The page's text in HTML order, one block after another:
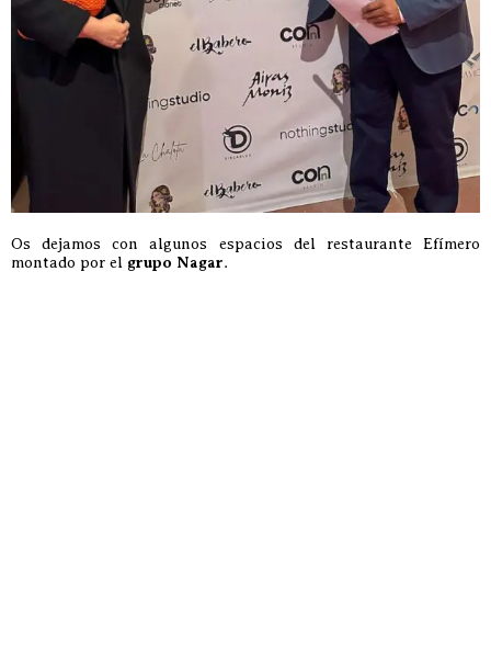
Os dejamos con algunos espacios del restaurante Efímero
montado por el grupo Nagar.